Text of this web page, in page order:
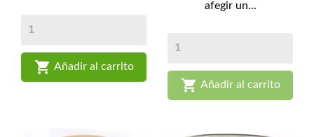
 Añadir al carrito
afegir un...
 Añadir al carrito